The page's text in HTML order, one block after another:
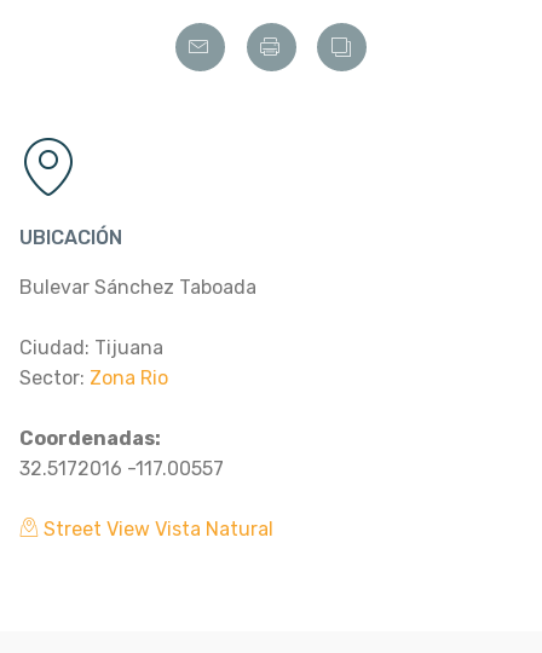
UBICACIÓN
Bulevar Sánchez Taboada
Ciudad: Tijuana
Sector: Zona Rio
Coordenadas:
32.5172016 -117.00557
Street View Vista Natural